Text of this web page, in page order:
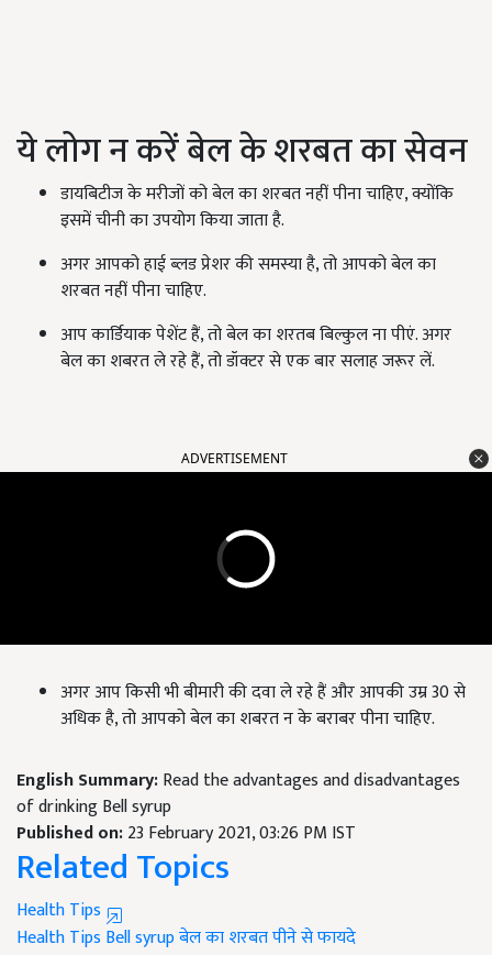
ये लोग न करें बेल के शरबत का सेवन
डायबिटीज के मरीजों को बेल का शरबत नहीं पीना चाहिए, क्योंकि
इसमें चीनी का उपयोग किया जाता है.
अगर आपको हाई ब्लड प्रेशर की समस्या है, तो आपको बेल का
शरबत नहीं पीना चाहिए.
आप कार्डियाक पेशेंट हैं, तो बेल का शरतब बिल्कुल ना पीएं. अगर
बेल का शबरत ले रहे हैं, तो डॉक्टर से एक बार सलाह जरूर लें.
ADVERTISEMENT
अगर आप किसी भी बीमारी की दवा ले रहे हैं और आपकी उम्र 30 से
अधिक है, तो आपको बेल का शबरत न के बराबर पीना चाहिए.
English Summary:Read the advantages and disadvantages
of drinking Bell syrup
Published on:23 February 2021, 03:26 PM IST
Related Topics
Health Tips
Health Tips Bell syrupबेल का शरबत पीने से फायदे